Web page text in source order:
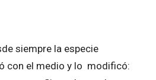
siempre la especie
con el medio y lo modificó: